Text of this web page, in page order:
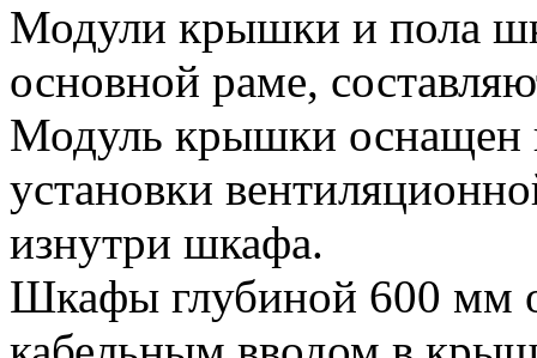
Модули крышки и пола
основной раме,
Модуль крышки оснащен
установки
изнутри шкафа.
Шкафы глубиной 600 мм